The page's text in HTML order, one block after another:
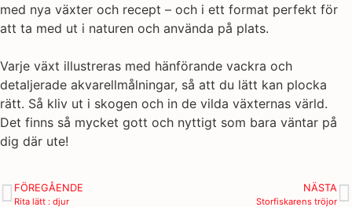
med nya växter och recept – och i ett format perfekt för
att ta med ut i naturen och använda på plats.
Varje växt illustreras med hänförande vackra och
detaljerade akvarellmålningar, så att du lätt kan plocka
rätt. Så kliv ut i skogen och in de vilda växternas värld.
Det finns så mycket gott och nyttigt som bara väntar på
dig där ute!
FÖREGÅENDE
Rita lätt : djur
NÄSTA
Storfiskarens tröjor